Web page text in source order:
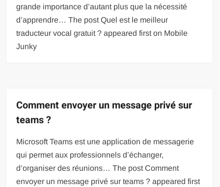
grande importance d’autant plus que la nécessité
d’apprendre… The post Quel est le meilleur
traducteur vocal gratuit ? appeared first on Mobile
Junky
Comment envoyer un message privé sur
teams ?
Microsoft Teams est une application de messagerie
qui permet aux professionnels d’échanger,
d’organiser des réunions… The post Comment
envoyer un message privé sur teams ? appeared first